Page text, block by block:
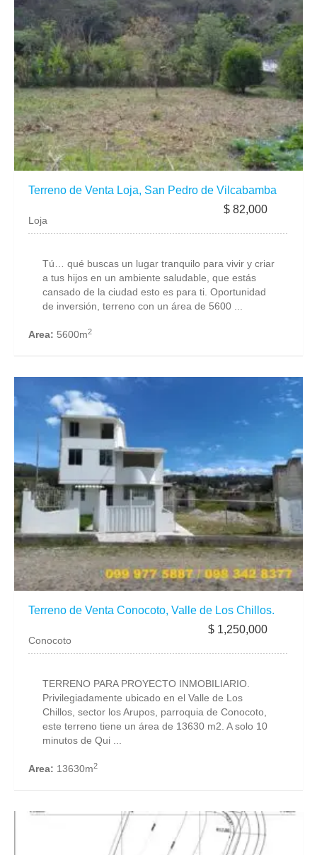
Terreno de Venta Loja, San Pedro de Vilcabamba
$ 82,000
Loja
Tú… qué buscas un lugar tranquilo para vivir y criar
a tus hijos en un ambiente saludable, que estás
cansado de la ciudad esto es para ti. Oportunidad
de inversión, terreno con un área de 5600 ...
Area: 5600m2
Terreno de Venta Conocoto, Valle de Los Chillos.
$ 1,250,000
Conocoto
TERRENO PARA PROYECTO INMOBILIARIO.
Privilegiadamente ubicado en el Valle de Los
Chillos, sector los Arupos, parroquia de Conocoto,
este terreno tiene un área de 13630 m2. A solo 10
minutos de Qui ...
Area: 13630m2